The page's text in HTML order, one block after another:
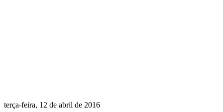
terça-feira, 12 de abril de 2016